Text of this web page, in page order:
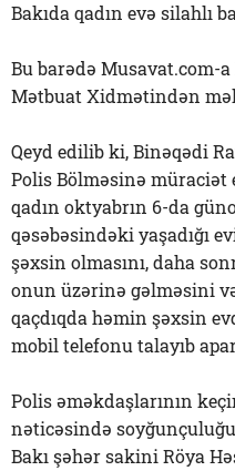
Bakıda qadın evə silahlı
Bu barədə Musavat.com-
Mətbuat Xidmətindən
Qeyd edilib ki, Binəqədi
Polis Bölməsinə
qadın oktyabrın 6-da
qəsəbəsindəki yaşadığı
şəxsin olmasını, daha
onun üzərinə gəlməsini
qaçdıqda həmin şəxsin
mobil telefonu talayıb
Polis əməkdaşlarının
nəticəsində
Bakı şəhər sakini Röya